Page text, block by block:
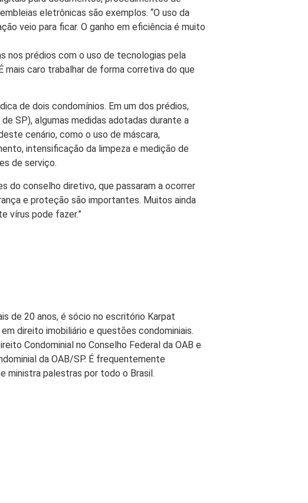
eletrônicas são exemplos. “O uso da
veio para ficar. O ganho em eficiência é muito
nos prédios com o uso de tecnologias pela
mais caro trabalhar de forma corretiva do que
de dois condomínios. Em um dos prédios,
SP), algumas medidas adotadas durante a
cenário, como o uso de máscara,
intensificação da limpeza e medição de
de serviço.
do conselho diretivo, que passaram a ocorrer
e proteção são importantes. Muitos ainda
vírus pode fazer.”
de 20 anos, é sócio no escritório Karpat
direito imobiliário e questões condominiais.
Condominial no Conselho Federal da OAB e
da OAB/SP. É frequentemente
ministra palestras por todo o Brasil.